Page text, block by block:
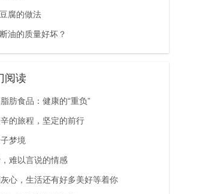
腐的做法
油的质量好坏？
阅读
肪食品：健康的“重负”
的旅程，坚定的前行
梦境
难以言说的情感
心，生活还有好多美好等着你